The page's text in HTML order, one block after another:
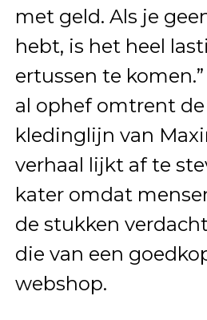
met geld. Als je
hebt, is het heel
ertussen te
al ophef omtrent
kledinglijn van
verhaal lijkt af te
kater omdat
de stukken
die van een
webshop.